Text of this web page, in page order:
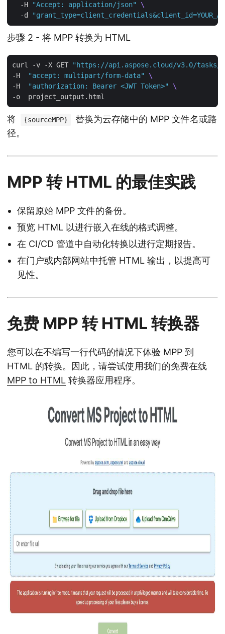
  -H
"Accept: application/json"
  -d
步骤 2 - 将 MPP 转换为 HTML
curl -v -X GET
"https://api.aspose.cloud/v3.0/tasks/
-H
"accept: multipart/form-data"
-H
"authorization: Bearer <JWT Token>"
将 {sourceMPP}
替换为云存储中的 MPP 文件名或路
径。
MPP 转 HTML 的最佳实践
保留原始 MPP 文件的备份。
预览 HTML 以进行嵌入在线的格式调整。
在 CI/CD 管道中自动化转换以进行定期报告。
在门户或内部网站中托管 HTML 输出，以提高可
见性。
免费 MPP 转 HTML 转换器
您可以在不编写一行代码的情况下体验 MPP 到
HTML 的转换。因此，请尝试使用我们的免费在线
MPP to HTML 转换器应用程序。